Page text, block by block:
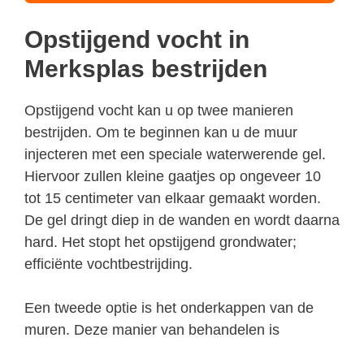
Opstijgend vocht in
Merksplas bestrijden
Opstijgend vocht kan u op twee manieren
bestrijden. Om te beginnen kan u de muur
injecteren met een speciale waterwerende gel.
Hiervoor zullen kleine gaatjes op ongeveer 10
tot 15 centimeter van elkaar gemaakt worden.
De gel dringt diep in de wanden en wordt daarna
hard. Het stopt het opstijgend grondwater;
efficiënte vochtbestrijding.
Een tweede optie is het onderkappen van de
muren. Deze manier van behandelen is